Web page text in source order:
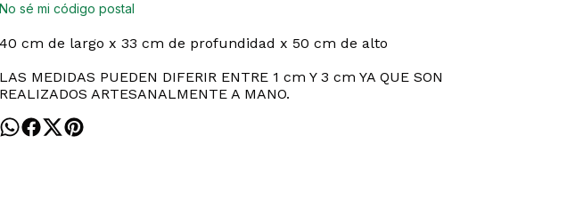
No sé mi código postal
40 cm de largo x 33 cm de profundidad x 50 cm de alto
LAS MEDIDAS PUEDEN DIFERIR ENTRE 1 cm Y 3 cm YA QUE SON
REALIZADOS ARTESANALMENTE A MANO.